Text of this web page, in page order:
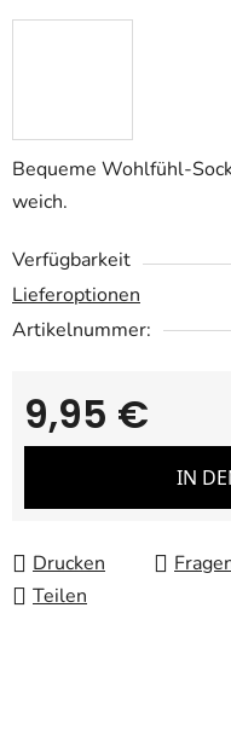
Bequeme Wohlfühl-
weich.
Verfügbarkeit
Lieferoptionen
Artikelnummer:
9,95 €
Verkaufspreis:
IN
Drucken
Teilen